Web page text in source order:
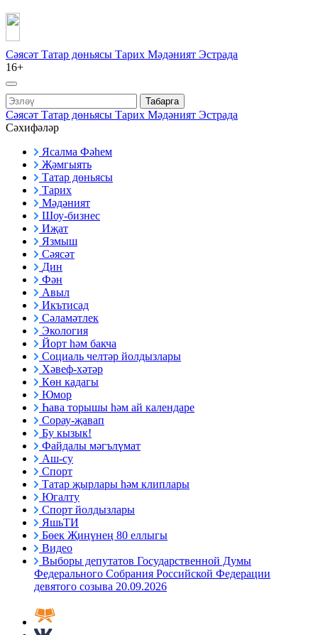
Сәясәт Татар дөньясы Тарих Мәдәният Эстрада
16+
Табарга
Сәясәт Татар дөньясы Тарих Мәдәният Эстрада
Сәхифәләр
Ясалма Фәһем
Җәмгыять
Татар дөньясы
Тарих
Мәдәният
Шоу-бизнес
Иҗат
Язмыш
Сәясәт
Дин
Фән
Авыл
Икътисад
Сәламәтлек
Экология
Йорт һәм бакча
Социаль челтәр йолдызлары
Хәвеф-хәтәр
Көн кадагы
Юмор
Һава торышы һәм ай календаре
Сорау-җавап
Бу кызык!
Файдалы мәгълүмат
Аш-су
Спорт
Татар җырлары һәм клиплары
Югалту
Спорт йолдызлары
ЯшьТИ
Бөек Җиңүнең 80 еллыгы
Видео
Выборы депутатов Государственной Думы
Федерального Собрания Российской Федерации
девятого созыва 20.09.2026